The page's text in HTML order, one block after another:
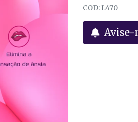
COD: L470
Avise-